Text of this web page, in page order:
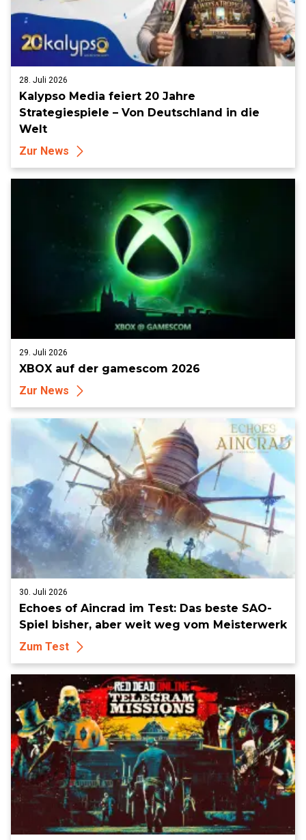
28. Juli 2026
Kalypso Media feiert 20 Jahre
Strategiespiele – Von Deutschland in die
Welt
Zur News
29. Juli 2026
XBOX auf der gamescom 2026
Zur News
30. Juli 2026
Echoes of Aincrad im Test: Das beste SAO-
Spiel bisher, aber weit weg vom Meisterwerk
Zum Test